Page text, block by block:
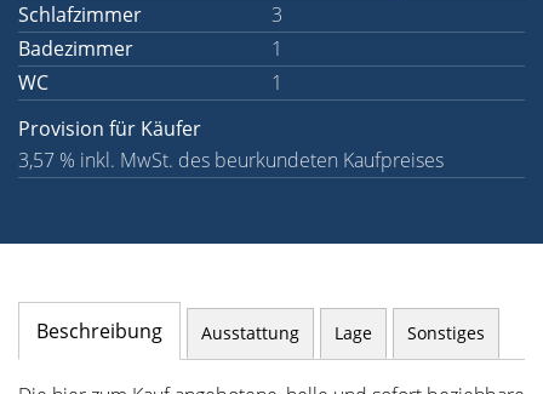
Schlafzimmer
3
Badezimmer
1
WC
1
Provision für Käufer
3,57 % inkl. MwSt. des beurkundeten Kaufpreises
Beschreibung Ausstattung Lage Sonstiges